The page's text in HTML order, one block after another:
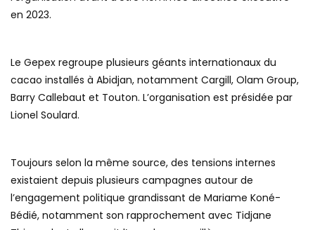
en 2023.
Le Gepex regroupe plusieurs géants internationaux du
cacao installés à Abidjan, notamment Cargill, Olam Group,
Barry Callebaut et Touton. L’organisation est présidée par
Lionel Soulard.
Toujours selon la même source, des tensions internes
existaient depuis plusieurs campagnes autour de
l’engagement politique grandissant de Mariame Koné-
Bédié, notamment son rapprochement avec Tidjane